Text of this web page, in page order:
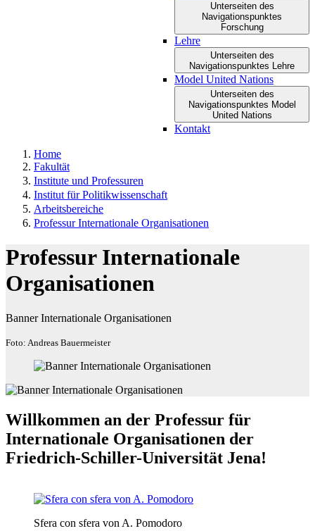
Unterseiten des
Navigationspunktes
Forschung
Lehre
Unterseiten des
Navigationspunktes Lehre
Model United Nations
Unterseiten des
Navigationspunktes Model
United Nations
Kontakt
Home
Fakultät
Institute und Professuren
Institut für Politikwissenschaft
Arbeitsbereiche
Professur Internationale Organisationen
Professur Internationale
Organisationen
Banner Internationale Organisationen
Foto: Andreas Bauermeister
Willkommen an der Professur für
Internationale Organisationen der
Friedrich-Schiller-Universität Jena!
Sfera con sfera von A. Pomodoro